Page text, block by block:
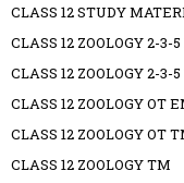
CLASS 12 STUDY
CLASS 12 ZOOLOGY 2-3-
CLASS 12 ZOOLOGY 2-3-
CLASS 12 ZOOLOGY OT
CLASS 12 ZOOLOGY OT
CLASS 12 ZOOLOGY TM